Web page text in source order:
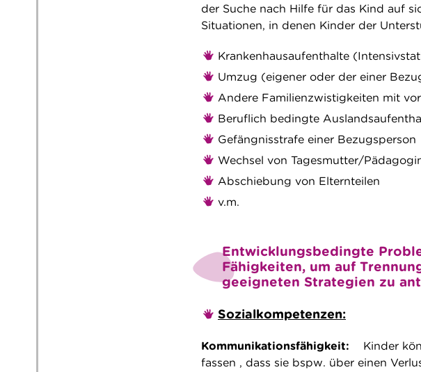
der Suche nach Hilfe für das Kind auf
Situationen, in denen Kinder der
Krankenhausaufenthalte
Umzug (eigener oder der einer
Andere Familienzwistigkeiten mit
Beruflich bedingte
Gefängnisstrafe einer Bezugsperson
Wechsel von Tagesmutter/
Abschiebung von Elternteilen
v.m.
Entwicklungsbedingte
Fähigkeiten, um auf
geeigneten Strategien zu
Sozialkompetenzen:
Kommunikationsfähigkeit: Kinder
fassen , dass sie bspw. über einen